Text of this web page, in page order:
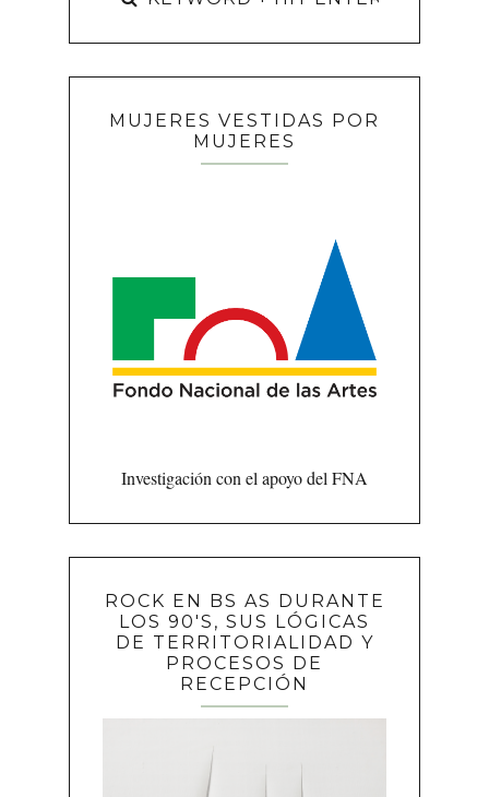
MUJERES VESTIDAS POR
MUJERES
Investigación con el apoyo del FNA
ROCK EN BS AS DURANTE
LOS 90'S, SUS LÓGICAS
DE TERRITORIALIDAD Y
PROCESOS DE
RECEPCIÓN